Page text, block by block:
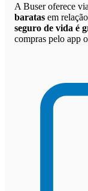
A Buser oferece
baratas em
seguro de vida é
compras pelo app